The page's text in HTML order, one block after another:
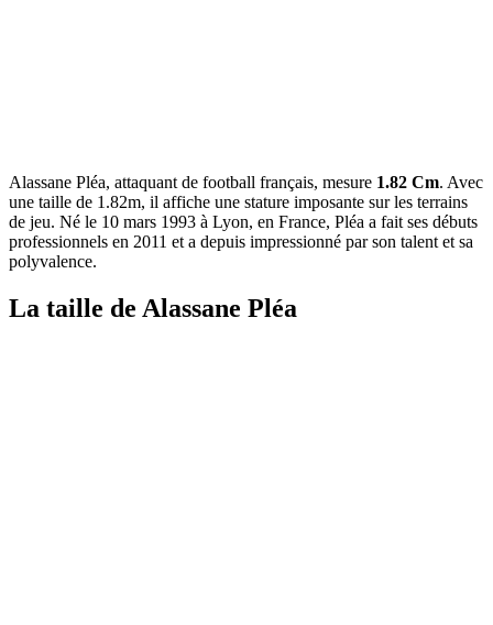
Alassane Pléa, attaquant de football français, mesure 1.82 Cm. Avec
une taille de 1.82m, il affiche une stature imposante sur les terrains
de jeu. Né le 10 mars 1993 à Lyon, en France, Pléa a fait ses débuts
professionnels en 2011 et a depuis impressionné par son talent et sa
polyvalence.
La taille de Alassane Pléa